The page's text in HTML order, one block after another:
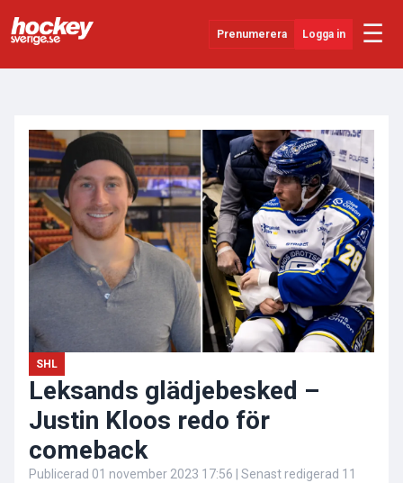
Prenumerera Logga in ☰
SHL
Evenemang
Övrigt
SHL
Leksands glädjebesked –
Justin Kloos redo för
comeback
Publicerad 01 november 2023 17:56 | Senast redigerad 11